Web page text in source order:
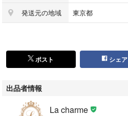
シリアル
付属品
発送元の地域 東京都
ポスト シェア
出品者情報
La charme